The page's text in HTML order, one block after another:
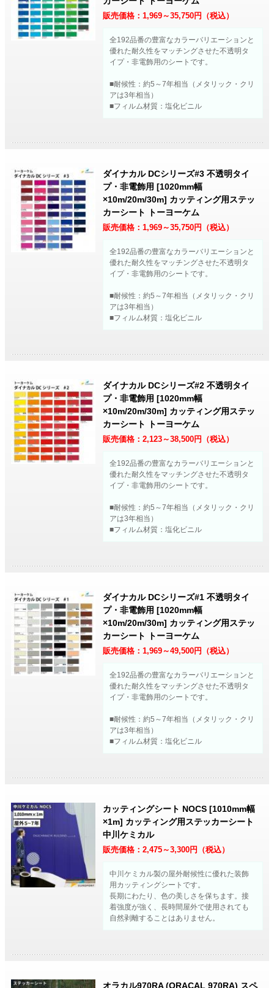
販売価格：1,969～35,750円（税込）
全192品番の豊富なカラーバリエーションと
優れた耐久性をマッチングさせた不透明タ
イプ・非電飾用のシートです。
■耐候性：約5～7年相当（メタリック・クリ
アは3年相当）
■フィルム材質：塩化ビニル
ダイナカル DCシリーズ#3 不透明タイ
プ・非電飾用 [1020mm幅
×10m/20m/30m] カッティング用ステッ
カーシート トーヨーケム
販売価格：1,969～35,750円（税込）
全192品番の豊富なカラーバリエーションと
優れた耐久性をマッチングさせた不透明タ
イプ・非電飾用のシートです。
■耐候性：約5～7年相当（メタリック・クリ
アは3年相当）
■フィルム材質：塩化ビニル
ダイナカル DCシリーズ#2 不透明タイ
プ・非電飾用 [1020mm幅
×10m/20m/30m] カッティング用ステッ
カーシート トーヨーケム
販売価格：2,123～38,500円（税込）
全192品番の豊富なカラーバリエーションと
優れた耐久性をマッチングさせた不透明タ
イプ・非電飾用のシートです。
■耐候性：約5～7年相当（メタリック・クリ
アは3年相当）
■フィルム材質：塩化ビニル
ダイナカル DCシリーズ#1 不透明タイ
プ・非電飾用 [1020mm幅
×10m/20m/30m] カッティング用ステッ
カーシート トーヨーケム
販売価格：1,969～49,500円（税込）
全192品番の豊富なカラーバリエーションと
優れた耐久性をマッチングさせた不透明タ
イプ・非電飾用のシートです。
■耐候性：約5～7年相当（メタリック・クリ
アは3年相当）
■フィルム材質：塩化ビニル
カッティングシート NOCS [1010mm幅
×1m] カッティング用ステッカーシート
中川ケミカル
販売価格：2,475～3,300円（税込）
中川ケミカル製の屋外耐候性に優れた装飾
用カッティングシートです。
長期にわたり、色の美しさを保ちます。接
着強度が強く、長時間屋外で使用されても
自然剥離することはありません。
オラカル970RA (ORACAL 970RA) スペ